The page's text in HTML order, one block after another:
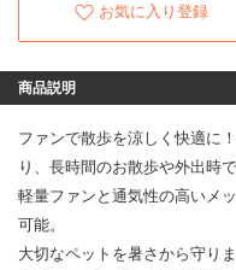
お気に入り登録
商品説明
ファンで散歩を涼しく快適に
り、長時間のお散歩や外出時
軽量ファンと通気性の高いメ
可能。
大切なペットを暑さから守りま